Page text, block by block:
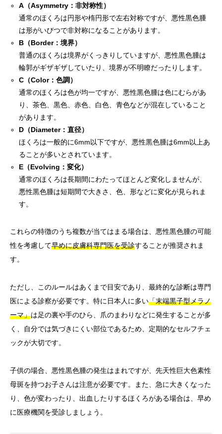
A（Asymmetry：非対称性）
通常のほくろは円形や楕円形で左右対称ですが、悪性黒色腫
は形がいびつで非対称になることがあります。
B（Border：境界）
普通のほくろは境界がくっきりしていますが、悪性黒色腫は
輪郭がギザギザしていたり、境界が不明瞭だったりします。
C（Color：色調）
通常のほくろは色が均一ですが、悪性黒色腫は色にむらがあ
り、茶色、黒色、赤色、白色、青色などが混在していること
があります。
D（Diameter：直径）
ほくろは一般的に6mm以下ですが、悪性黒色腫は6mm以上あ
ることが多いとされています。
E（Evolving：変化）
通常のほくろは長期間にわたってほとんど変化しませんが、
悪性黒色腫は短期間で大きさ、色、形などに変化が見られま
す。
これらの特徴のうち複数が当てはまる場合は、悪性黒色腫の可能
性を考慮して早めに皮膚科専門医を受診することが推奨されま
す。
ただし、このルールはあくまで目安であり、最終的な診断は専門
医による診察が必要です。特に日本人に多い「末端黒子型メラノ
ーマ」は足の裏や手のひら、爪のまわりなどに発生することが多
く、自分では気づきにくい部位であるため、定期的なセルフチェ
ックが大切です。
子供の場合、悪性黒色腫の発生はまれですが、先天性巨大色素性
母斑を持つお子さんは注意が必要です。また、急に大きくなった
り、色が変わったり、出血したりするほくろがある場合は、早め
に医療機関を受診しましょう。